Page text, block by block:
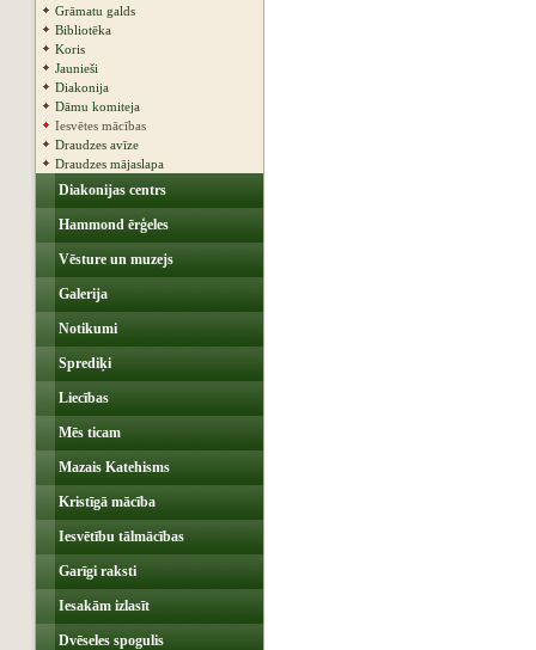
Grāmatu galds
Bibliotēka
Koris
Jaunieši
Diakonija
Dāmu komiteja
Iesvētes mācības
Draudzes avīze
Draudzes mājaslapa
Diakonijas centrs
Hammond ērģeles
Vēsture un muzejs
Galerija
Notikumi
Sprediķi
Liecības
Mēs ticam
Mazais Katehisms
Kristīgā mācība
Iesvētību tālmācības
Garīgi raksti
Iesakām izlasīt
Dvēseles spogulis